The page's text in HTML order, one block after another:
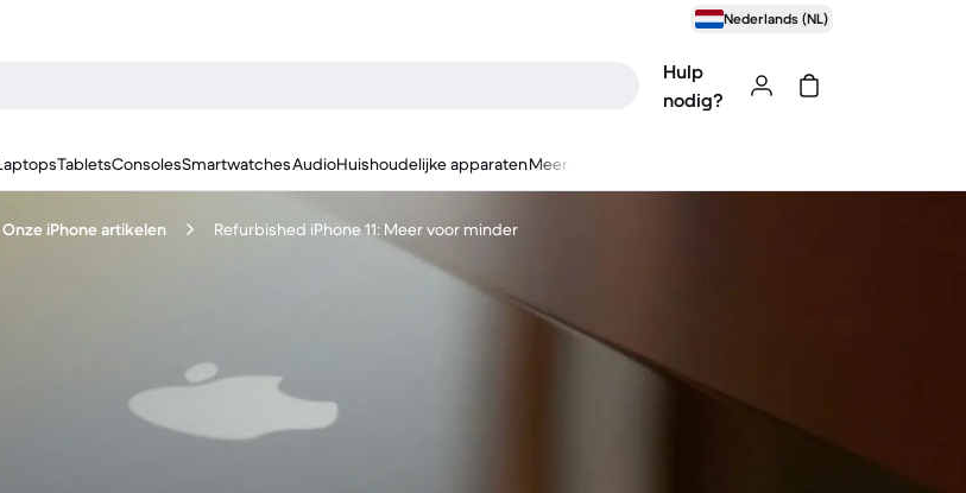
Nederlands (NL)
Hulp
nodig?
TabletsConsolesSmartwatchesAudioHuishoudelijke apparatenMeer
Onze iPhone artikelen Refurbished iPhone 11: Meer voor minder